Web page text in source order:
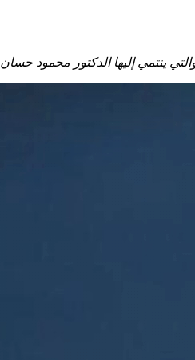
ينتمي إليها الدكتور محمود حسان